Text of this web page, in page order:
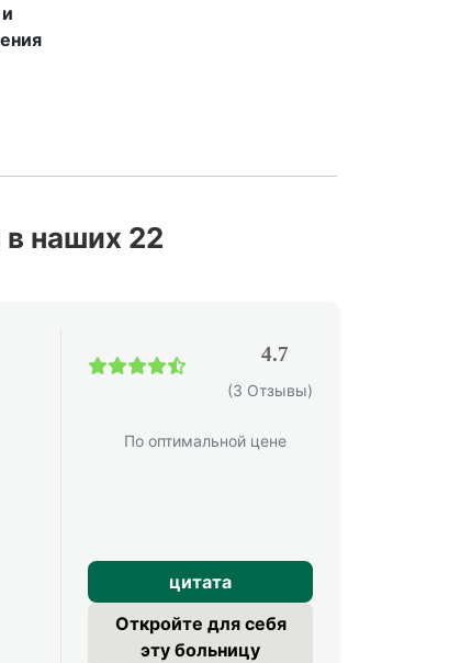
наших 22
4.7
(3 Отзывы)
По оптимальной цене
цитата
Откройте для себя
эту больницу